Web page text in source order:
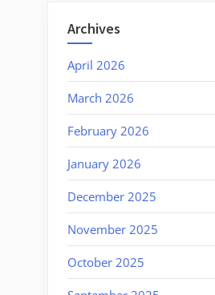
Archives
April 2026
March 2026
February 2026
January 2026
December 2025
November 2025
October 2025